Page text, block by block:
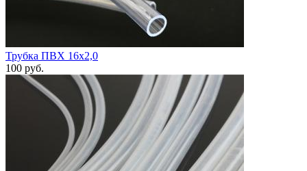
Трубка ПВХ 16х2,0
100 руб.